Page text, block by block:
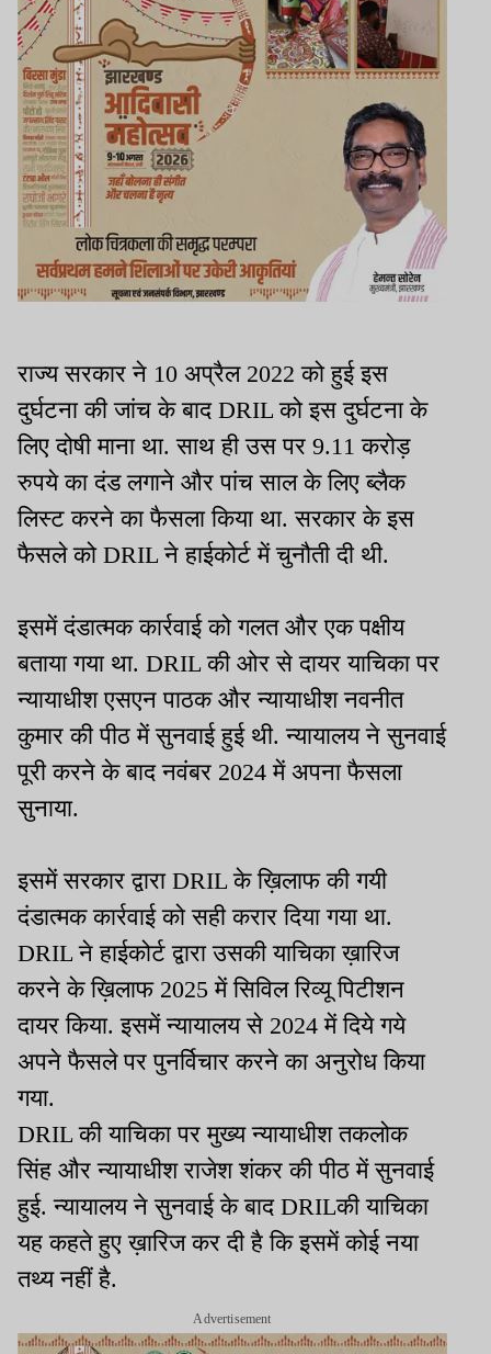
राज्य सरकार ने 10 अप्रैल 2022 को हुई इस
दुर्घटना की जांच के बाद DRIL को इस दुर्घटना के
लिए दोषी माना था. साथ ही उस पर 9.11 करोड़
रुपये का दंड लगाने और पांच साल के लिए ब्लैक
लिस्ट करने का फैसला किया था. सरकार के इस
फैसले को DRIL ने हाईकोर्ट में चुनौती दी थी.
इसमें दंडात्मक कार्रवाई को गलत और एक पक्षीय
बताया गया था. DRIL की ओर से दायर याचिका पर
न्यायाधीश एसएन पाठक और न्यायाधीश नवनीत
कुमार की पीठ में सुनवाई हुई थी. न्यायालय ने सुनवाई
पूरी करने के बाद नवंबर 2024 में अपना फैसला
सुनाया.
इसमें सरकार द्वारा DRIL के ख़िलाफ की गयी
दंडात्मक कार्रवाई को सही करार दिया गया था.
DRIL ने हाईकोर्ट द्वारा उसकी याचिका ख़ारिज
करने के ख़िलाफ 2025 में सिविल रिव्यू पिटीशन
दायर किया. इसमें न्यायालय से 2024 में दिये गये
अपने फैसले पर पुनर्विचार करने का अनुरोध किया
गया.
DRIL की याचिका पर मुख्य न्यायाधीश तकलोक
सिंह और न्यायाधीश राजेश शंकर की पीठ में सुनवाई
हुई. न्यायालय ने सुनवाई के बाद DRILकी याचिका
यह कहते हुए ख़ारिज कर दी है कि इसमें कोई नया
तथ्य नहीं है.
Advertisement